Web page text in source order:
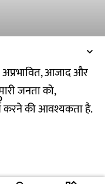
अप्रभावित, आजाद और
जनता को,
करने की आवश्यकता है.